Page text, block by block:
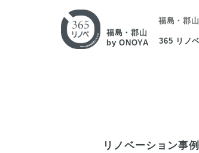
福島・郡山
by ONOYA
福島・郡
365 リノ
リノベーション事例